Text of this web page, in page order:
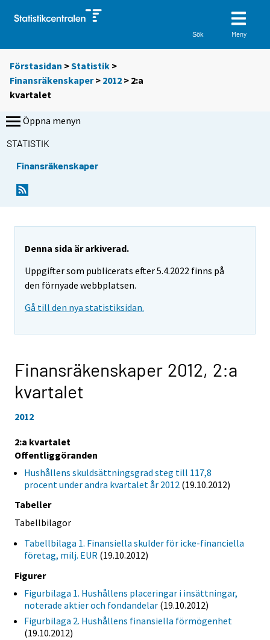
Sök Meny
Förstasidan >Statistik >
Finansräkenskaper> 2012 > 2:a
kvartalet
Öppna menyn
STATISTIK
Finansräkenskaper
Denna sida är arkiverad.
Uppgifter som publicerats efter 5.4.2022 finns på
den förnyade webbplatsen.
Gå till den nya statistiksidan.
Finansräkenskaper 2012, 2:a
kvartalet
2012
2:a kvartalet
Offentliggöranden
Hushållens skuldsättningsgrad steg till 117,8
procent under andra kvartalet år 2012 (19.10.2012)
Tabeller
Tabellbilagor
Tabellbilaga 1. Finansiella skulder för icke-financiella
företag, milj. EUR (19.10.2012)
Figurer
Figurbilaga 1. Hushållens placeringar i insättningar,
noterade aktier och fondandelar (19.10.2012)
Figurbilaga 2. Hushållens finansiella förmögenhet
(19.10.2012)